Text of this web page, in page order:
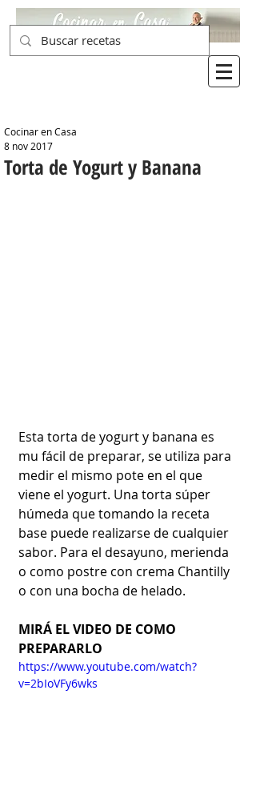
Torta de Yogurt y Banana
Cocinar en Casa
8 nov 2017
Esta torta de yogurt y banana es
mu fácil de preparar, se utiliza para
medir el mismo pote en el que
viene el yogurt. Una torta súper
húmeda que tomando la receta
base puede realizarse de cualquier
sabor. Para el desayuno, merienda
o como postre con crema Chantilly
o con una bocha de helado.
MIRÁ EL VIDEO DE COMO
PREPARARLO
https://www.youtube.com/watch?
v=2bIoVFy6wks